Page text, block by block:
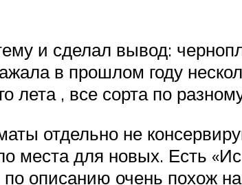
и сделал вывод:
в прошлом году
лета , все сорта по
отдельно не
места для новых. Есть
описанию очень похож